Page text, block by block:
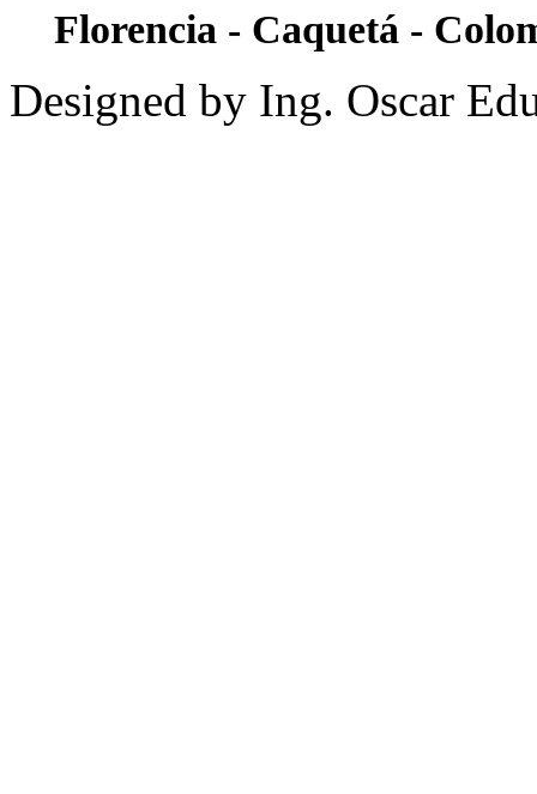
Florencia - Caquetá -
Designed by Ing. Oscar